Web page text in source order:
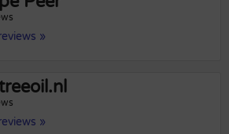
»
»